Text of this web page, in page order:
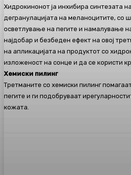
Хидрокинонот ја инхибира синтезата
дегранулацијата на меланоцитите, со
осветлување на пегите и намалување
најдобар и безбеден ефект на овој
на апликацијата на продуктот со
изложеност на сонце и да се користи
Хемиски пилинг
Третманите со хемиски пилинг
пегите и ги подобруваат
кожата.